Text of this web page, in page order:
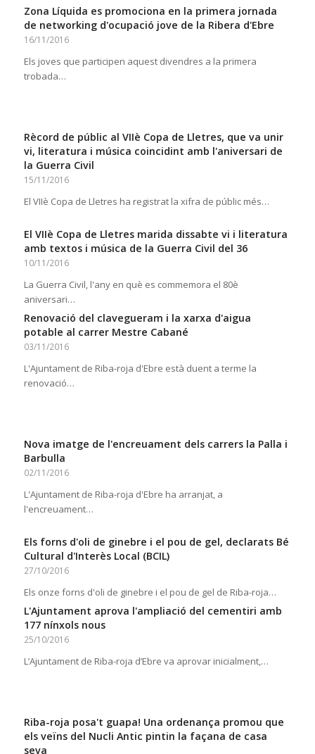
Zona Líquida es promociona en la primera jornada
de networking d'ocupació jove de la Ribera d'Ebre
16/11/2016
Els joves que participen aquest divendres a la primera
trobada…
Rècord de públic al VIIè Copa de Lletres, que va unir
vi, literatura i música coincidint amb l'aniversari de
la Guerra Civil
15/11/2016
El VIIè Copa de Lletres ha registrat la xifra de públic més…
El VIIè Copa de Lletres marida dissabte vi i literatura
amb textos i música de la Guerra Civil del 36
10/11/2016
La Guerra Civil, l'any en què es commemora el 80è
aniversari…
Renovació del clavegueram i la xarxa d'aigua
potable al carrer Mestre Cabané
03/11/2016
L'Ajuntament de Riba-roja d'Ebre està duent a terme la
renovació…
Nova imatge de l'encreuament dels carrers la Palla i
Barbulla
02/11/2016
L'Ajuntament de Riba-roja d'Ebre ha arranjat, a
l'encreuament…
Els forns d'oli de ginebre i el pou de gel, declarats Bé
Cultural d'Interès Local (BCIL)
27/10/2016
Els onze forns d'oli de ginebre i el pou de gel de Riba-roja…
L'Ajuntament aprova l'ampliació del cementiri amb
177 nínxols nous
25/10/2016
L’Ajuntament de Riba-roja d’Ebre va aprovar inicialment,…
Riba-roja posa't guapa! Una ordenança promou que
els veïns del Nucli Antic pintin la façana de casa
seva